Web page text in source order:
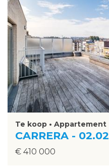
Te koop • Appartement
CARRERA - 02.02
€ 410 000